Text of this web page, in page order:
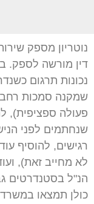
נוטריון מספק
דין מורשה לספק.
נכונות תרגום
שמקנה סמכות
פעולה ספציפית),
שנחתמים לפני
רגישים, להוסיף
לא מחייב זאת),
הנ"ל בסטנדרטים
כולן תמצאו במשרד